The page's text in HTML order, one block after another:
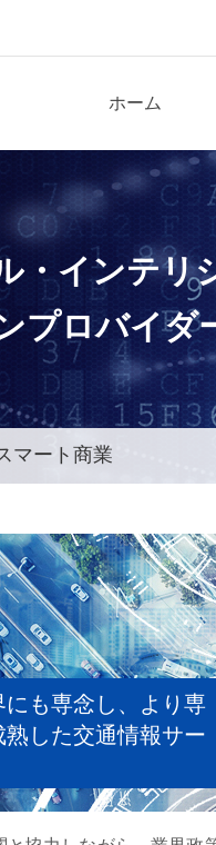
ホーム
・インテリ
プロバイダ
マート商業
も専念し、より専
した交通情報サー